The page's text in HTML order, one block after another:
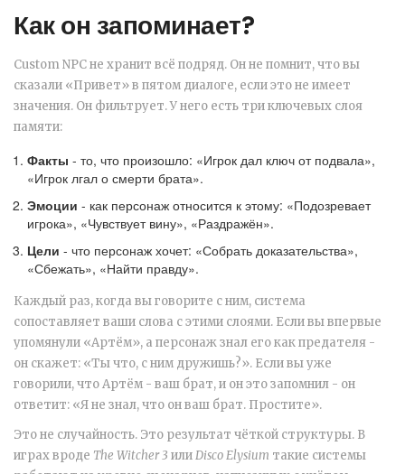
Как он запоминает?
Custom NPC не хранит всё подряд. Он не помнит, что вы
сказали «Привет» в пятом диалоге, если это не имеет
значения. Он фильтрует. У него есть три ключевых слоя
памяти:
Факты - то, что произошло: «Игрок дал ключ от подвала»,
«Игрок лгал о смерти брата».
Эмоции - как персонаж относится к этому: «Подозревает
игрока», «Чувствует вину», «Раздражён».
Цели - что персонаж хочет: «Собрать доказательства»,
«Сбежать», «Найти правду».
Каждый раз, когда вы говорите с ним, система
сопоставляет ваши слова с этими слоями. Если вы впервые
упомянули «Артём», а персонаж знал его как предателя -
он скажет: «Ты что, с ним дружишь?». Если вы уже
говорили, что Артём - ваш брат, и он это запомнил - он
ответит: «Я не знал, что он ваш брат. Простите».
Это не случайность. Это результат чёткой структуры. В
играх вроде The Witcher 3 илиDisco Elysium такие системы